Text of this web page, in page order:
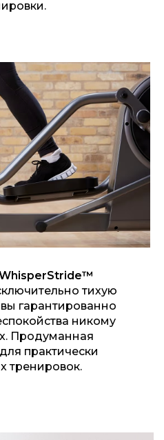
тихую
гарантированно
никому
Продуманная
практически
тренировок.
на
3